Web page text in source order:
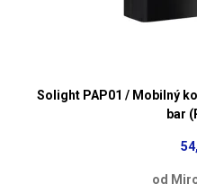
Solight PAP01 / Mobilný
bar
od